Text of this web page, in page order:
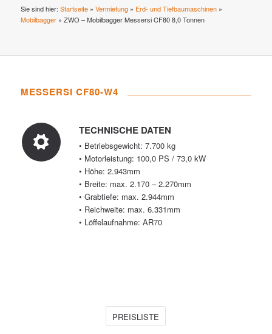
Sie sind hier: Startseite» Vermietung» Erd- und Tiefbaumaschinen»
Mobilbagger» ZWO – Mobilbagger Messersi CF80 8,0 Tonnen
MESSERSI CF80-W4
TECHNISCHE DATEN
• Betriebsgewicht: 7.700 kg
• Motorleistung: 100,0 PS / 73,0 kW
• Höhe: 2.943mm
• Breite: max. 2.170 – 2.270mm
• Grabtiefe: max. 2.944mm
• Reichweite: max. 6.331mm
• Löffelaufnahme: AR70
PREISLISTE